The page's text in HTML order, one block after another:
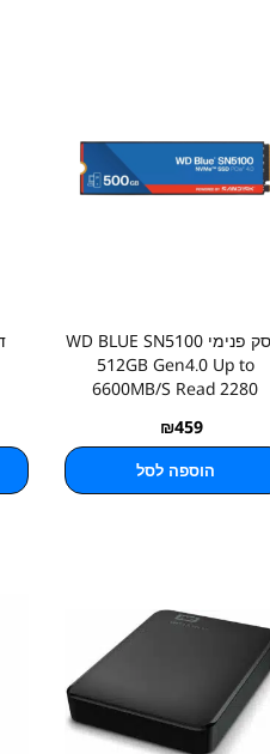
דיסק פנימי WD BLUE SN5100
512GB Gen4.0 Up to
6600MB/S Read 2280
₪459
הוספה לסל